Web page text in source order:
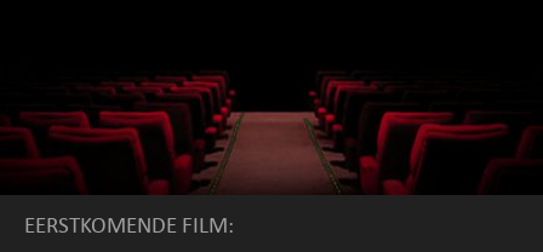
EERSTKOMENDE FILM: